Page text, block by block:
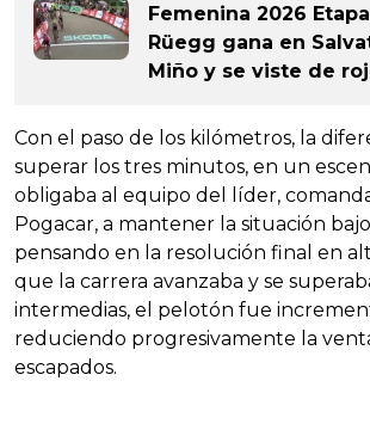
Femenina 2026
Rüegg gana en
Miño y se viste de
Con el paso de los kilómetros, la
superar los tres minutos, en un
obligaba al equipo del líder,
Pogacar, a mantener la situación
pensando en la resolución final en
que la carrera avanzaba y se
intermedias, el pelotón fue
reduciendo progresivamente la
escapados.